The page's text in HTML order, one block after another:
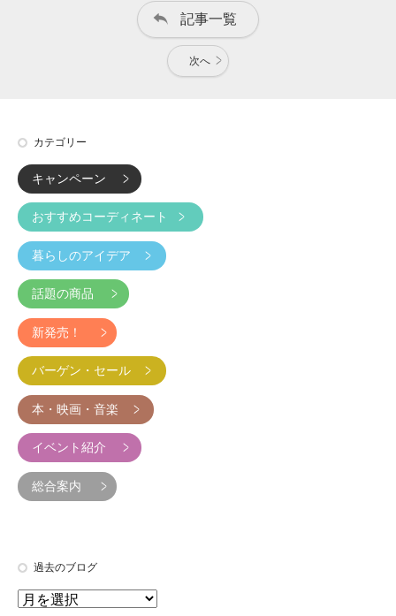
記事一覧
次へ
カテゴリー
キャンペーン
おすすめコーディネート
暮らしのアイデア
話題の商品
新発売！
バーゲン・セール
本・映画・音楽
イベント紹介
総合案内
過去のブログ